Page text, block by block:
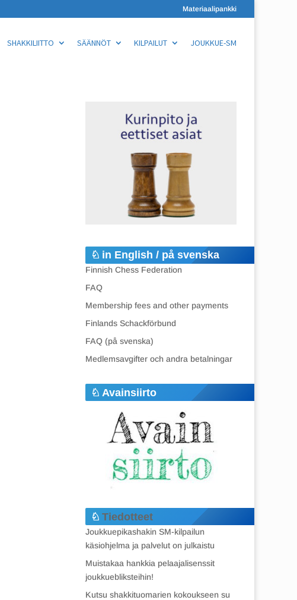
Materiaalipankki
SHAKKILIITTO SÄÄNNÖT KILPAILUT JOUKKUE-SM
in English / på svenska
Finnish Chess Federation
FAQ
Membership fees and other payments
Finlands Schackförbund
FAQ (på svenska)
Medlemsavgifter och andra betalningar
Avainsiirto
Tiedotteet
Joukkuepikashakin SM-kilpailun
käsiohjelma ja palvelut on julkaistu
Muistakaa hankkia pelaajalisenssit
joukkuebliksteihin!
Kutsu shakkituomarien kokoukseen su